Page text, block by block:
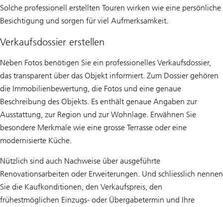
Solche professionell erstellten Touren wirken wie eine persönliche
Besichtigung und sorgen für viel Aufmerksamkeit.
Verkaufsdossier erstellen
Neben Fotos benötigen Sie ein professionelles Verkaufsdossier,
das transparent über das Objekt informiert. Zum Dossier gehören
die Immobilienbewertung, die Fotos und eine genaue
Beschreibung des Objekts. Es enthält genaue Angaben zur
Ausstattung, zur Region und zur Wohnlage. Erwähnen Sie
besondere Merkmale wie eine grosse Terrasse oder eine
modernisierte Küche.
Nützlich sind auch Nachweise über ausgeführte
Renovationsarbeiten oder Erweiterungen. Und schliesslich nennen
Sie die Kaufkonditionen, den Verkaufspreis, den
frühestmöglichen Einzugs- oder Übergabetermin und Ihre